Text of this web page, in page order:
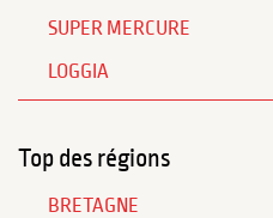
SUPER MERCURE
LOGGIA
Top des régions
BRETAGNE